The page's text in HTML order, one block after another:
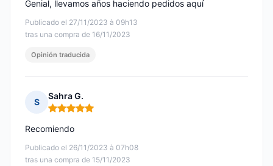
Publicado el 27/11/2023 à 09h13
tras una compra de 16/11/2023
Genial, llevamos años haciendo pedidos aquí
Opinión traducida
S
Sahra G.
Nota: 5 de 5
Publicado el 26/11/2023 à 07h08
tras una compra de 15/11/2023
Recomiendo